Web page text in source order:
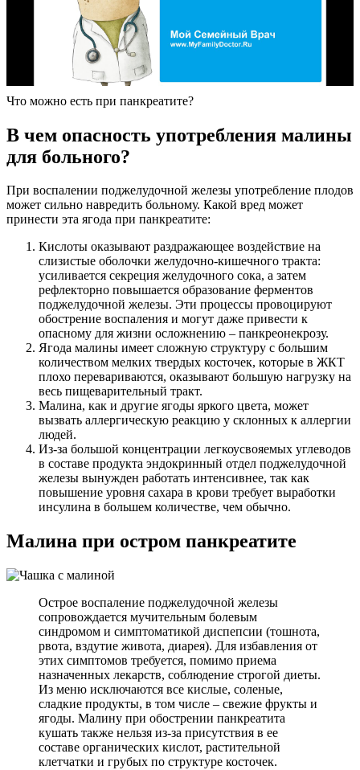
Что можно есть при панкреатите?
В чем опасность употребления малины
для больного?
При воспалении поджелудочной железы употребление плодов
может сильно навредить больному. Какой вред может
принести эта ягода при панкреатите:
Кислоты оказывают раздражающее воздействие на
слизистые оболочки желудочно-кишечного тракта:
усиливается секреция желудочного сока, а затем
рефлекторно повышается образование ферментов
поджелудочной железы. Эти процессы провоцируют
обострение воспаления и могут даже привести к
опасному для жизни осложнению – панкреонекрозу.
Ягода малины имеет сложную структуру с большим
количеством мелких твердых косточек, которые в ЖКТ
плохо перевариваются, оказывают большую нагрузку на
весь пищеварительный тракт.
Малина, как и другие ягоды яркого цвета, может
вызвать аллергическую реакцию у склонных к аллергии
людей.
Из-за большой концентрации легкоусвояемых углеводов
в составе продукта эндокринный отдел поджелудочной
железы вынужден работать интенсивнее, так как
повышение уровня сахара в крови требует выработки
инсулина в большем количестве, чем обычно.
Малина при остром панкреатите
Острое воспаление поджелудочной железы
сопровождается мучительным болевым
синдромом и симптоматикой диспепсии (тошнота,
рвота, вздутие живота, диарея). Для избавления от
этих симптомов требуется, помимо приема
назначенных лекарств, соблюдение строгой диеты.
Из меню исключаются все кислые, соленые,
сладкие продукты, в том числе – свежие фрукты и
ягоды. Малину при обострении панкреатита
кушать также нельзя из-за присутствия в ее
составе органических кислот, растительной
клетчатки и грубых по структуре косточек.